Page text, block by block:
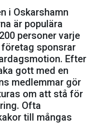
i Oskarshamn
är populära
personer varje
sponsrar
Efter
gott med en
medlemmar gör
om att stå för
Ofta
till mångas